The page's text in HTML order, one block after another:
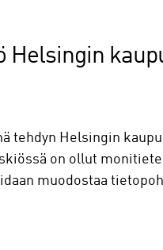
tehdyn Helsingin
on ollut
muodostaa